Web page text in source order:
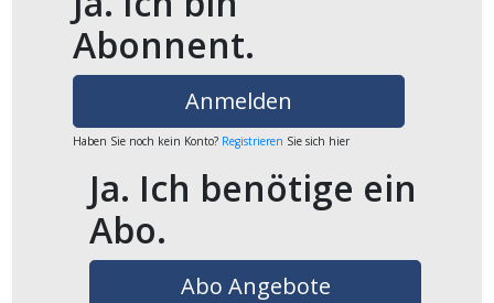
Abonnent.
Anmelden
Haben Sie noch kein Konto? Registrieren Sie sich hier
Ja. Ich benötige ein
Abo.
Abo Angebote